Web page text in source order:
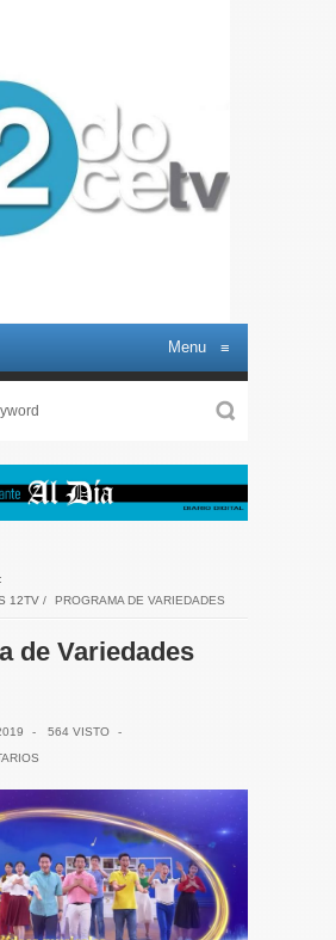
Menu ≡
12TV / PROGRAMA DE VARIEDADES
de Variedades
- 564 VISTO
-